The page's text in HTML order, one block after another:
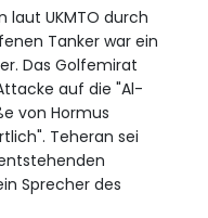
UKMTO durch
Tanker war ein
Das Golfemirat
auf die "Al-
von Hormus
Teheran sei
Sprecher des